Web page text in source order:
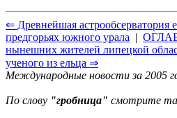
⇐ Древнейшая астрообсерватория
предгорьях южного урала |
нынешних жителей липецкой
ученого из ельца ⇒
Международные новости за 2005
По слову "гробница" смотрите